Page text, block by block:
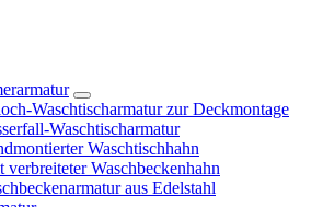
Waschtischarmatur zur Deckmontage
Waschtischarmatur
Waschtischhahn
verbreiteter Waschbeckenhahn
aus Edelstahl